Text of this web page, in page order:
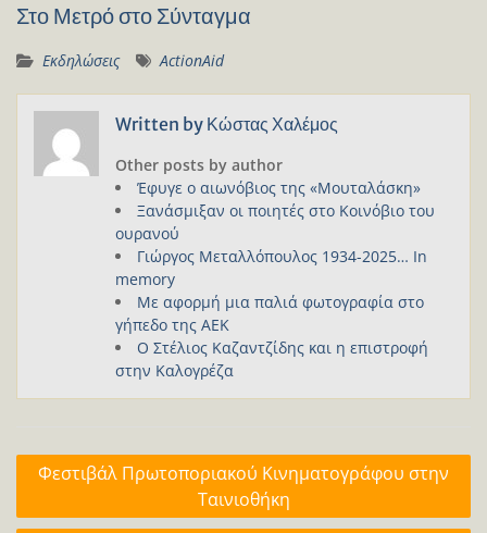
Στο Μετρό στο Σύνταγμα
Εκδηλώσεις ActionAid
Written by Κώστας Χαλέμος
Other posts by author
Έφυγε ο αιωνόβιος της «Μουταλάσκη»
Ξανάσμιξαν οι ποιητές στο Κοινόβιο του
ουρανού
Γιώργος Μεταλλόπουλος 1934-2025… In
memory
Με αφορμή μια παλιά φωτογραφία στο
γήπεδο της ΑΕΚ
Ο Στέλιος Καζαντζίδης και η επιστροφή
στην Καλογρέζα
Πλοήγηση
άρθρων
Φεστιβάλ Πρωτοποριακού Κινηματογράφου στην
Ταινιοθήκη